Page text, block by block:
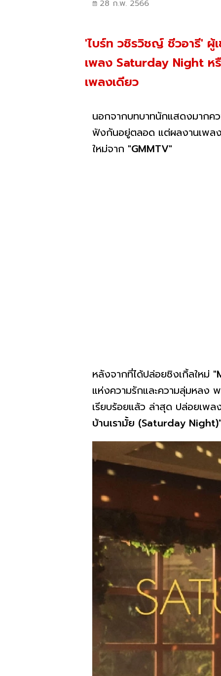
28 ก.พ. 2566
'ไบร์ท วชิรวิชญ์ ชีวอารี' ผู้
เพลง Saturday Night ห
เพลงเดียว
นอกจากบทบาทนักแสดงมากค
ฟังกันอยู่ตลอด แต่ผลงานเพลง
ใหม่จาก "GMMTV"
หลังจากที่ได้ปล่อยซิงเกิ้ลใหม่
แห่งความรักและความลุ่มหลง
เรียบร้อยแล้ว ล่าสุด ปล่อยเพล
บ้านเรามั้ย (Saturday Night)"